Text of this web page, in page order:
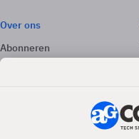
Over ons
Abonneren
Adverteren